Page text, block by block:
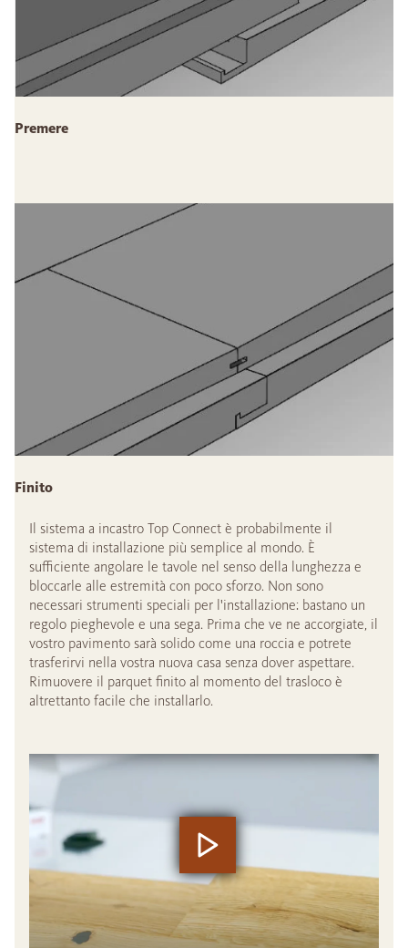
Premere
Finito
Il sistema a incastro Top Connect è probabilmente il
sistema di installazione più semplice al mondo. È
sufficiente angolare le tavole nel senso della lunghezza e
bloccarle alle estremità con poco sforzo. Non sono
necessari strumenti speciali per l'installazione: bastano un
regolo pieghevole e una sega. Prima che ve ne accorgiate, il
vostro pavimento sarà solido come una roccia e potrete
trasferirvi nella vostra nuova casa senza dover aspettare.
Rimuovere il parquet finito al momento del trasloco è
altrettanto facile che installarlo.